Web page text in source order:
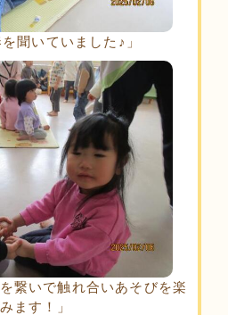
を聞いていました♪」
繋いで触れ合いあそびを楽
ます！」